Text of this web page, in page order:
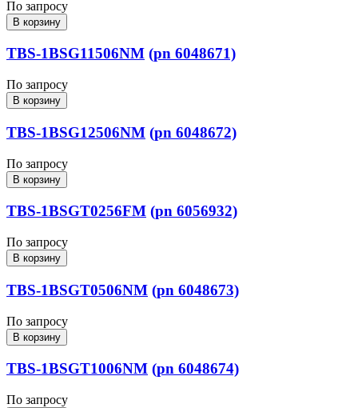
По запросу
В корзину
TBS-1BSG11506NM (pn 6048671)
По запросу
В корзину
TBS-1BSG12506NM (pn 6048672)
По запросу
В корзину
TBS-1BSGT0256FM (pn 6056932)
По запросу
В корзину
TBS-1BSGT0506NM (pn 6048673)
По запросу
В корзину
TBS-1BSGT1006NM (pn 6048674)
По запросу